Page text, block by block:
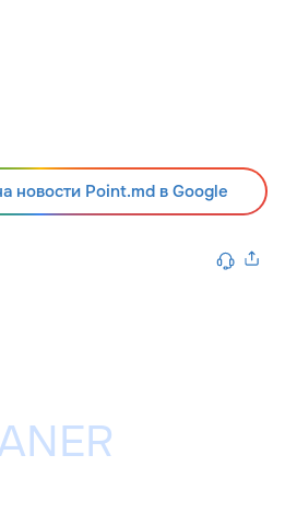
новости Point.md в Google